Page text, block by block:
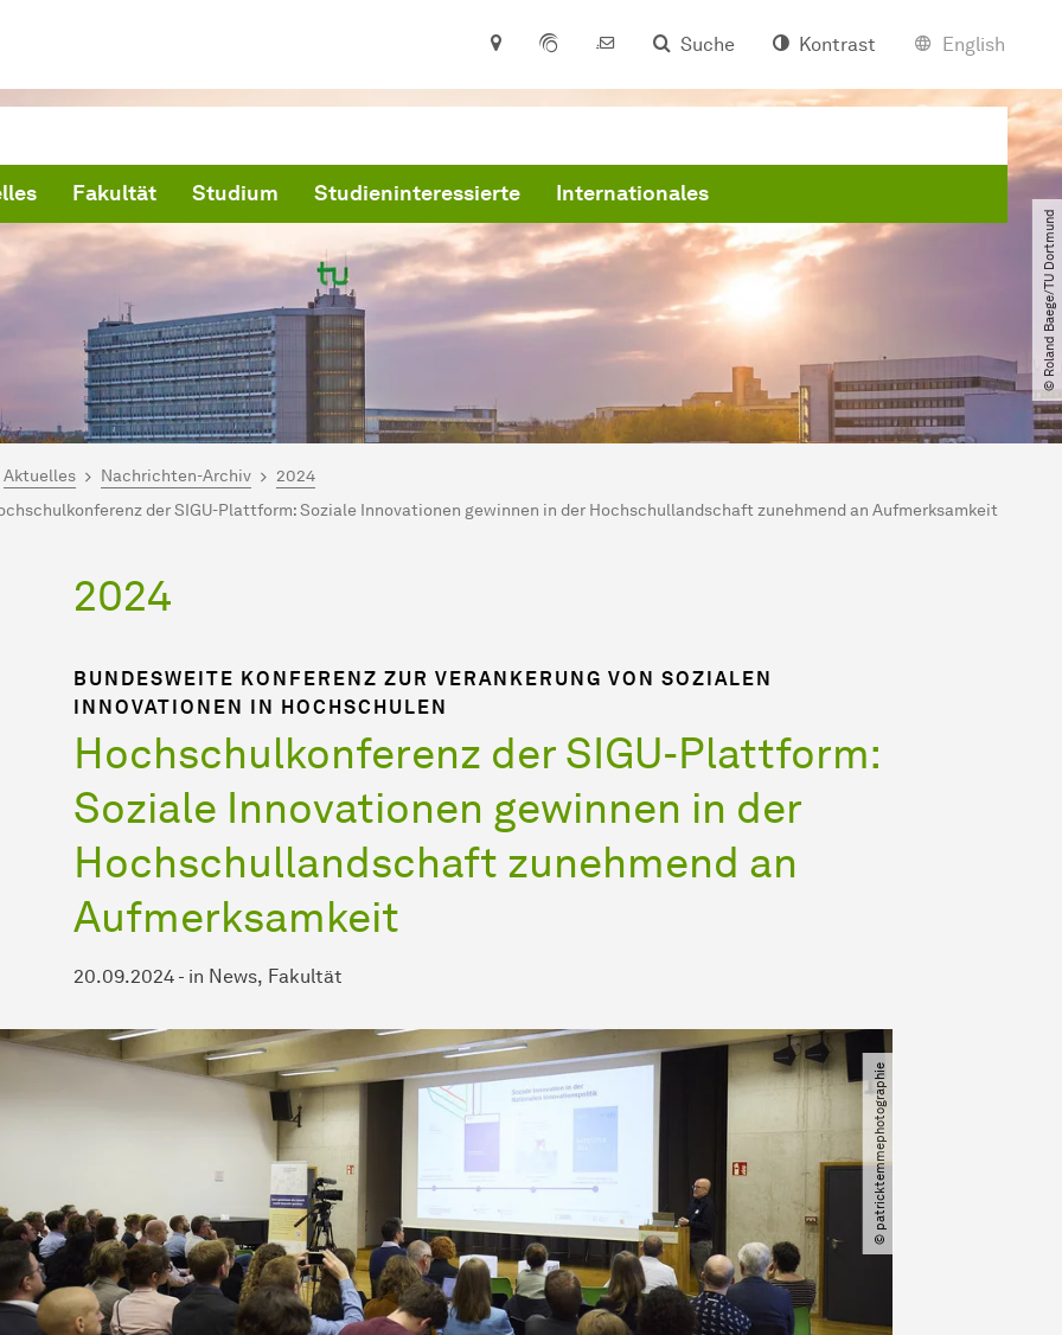
Suche Kontrast English
Fakultät Studium Studieninteressierte Internationales
© Roland Baege​/​TU Dortmund
hier:
Aktuelles Nachrichten-Archiv
2024
der SIGU-Plattform: Soziale Innovationen gewinnen in der Hochschullandschaft zunehmend an Aufmerksamkeit
2024
BUNDESWEITE KONFERENZ ZUR VERANKERUNG VON SOZIALEN
INNOVATIONEN IN HOCHSCHULEN
Hochschulkonferenz der SIGU-Plattform:
Soziale Innovationen gewinnen in der
Hochschullandschaft zunehmend an
Aufmerksamkeit
20.09.2024 - in News Fakultät
© patricktemmephotographie